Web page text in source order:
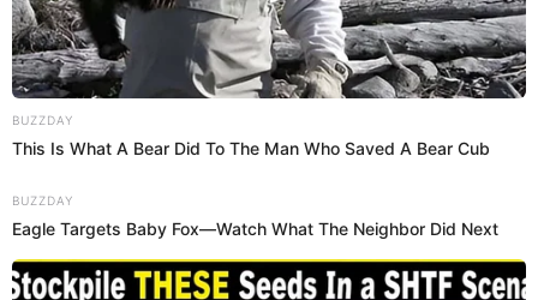
PUEDES VER:
Yahaira Plasencia: ¿con quiénes compite a “mejor artista
¿Dónde y a qué hora inician los
Premios Heat 2022?